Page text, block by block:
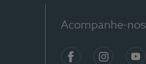
Acompanhe-nos